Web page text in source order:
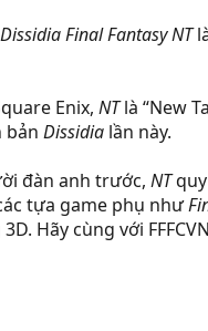
Dissidia Final Fantasy NT
Enix, NTlà “New
bản Dissidia lần này.
đàn anh trước, NTquy
tựa game phụ như
Hãy cùng với